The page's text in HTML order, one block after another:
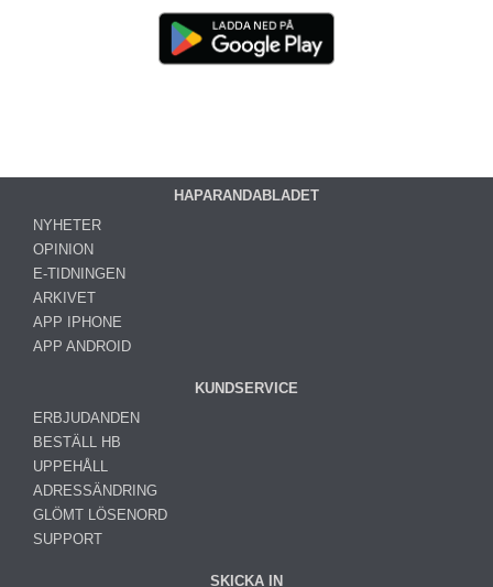
HAPARANDABLADET
NYHETER
OPINION
E-TIDNINGEN
ARKIVET
APP IPHONE
APP ANDROID
KUNDSERVICE
ERBJUDANDEN
BESTÄLL HB
UPPEHÅLL
ADRESSÄNDRING
GLÖMT LÖSENORD
SUPPORT
SKICKA IN